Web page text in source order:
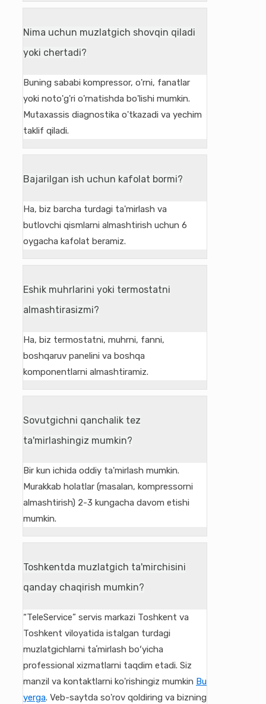
Nima uchun muzlatgich shovqin qiladi
yoki chertadi?
Buning sababi kompressor, o'rni, fanatlar
yoki noto'g'ri o'rnatishda bo'lishi mumkin.
Mutaxassis diagnostika o'tkazadi va yechim
taklif qiladi.
Bajarilgan ish uchun kafolat bormi?
Ha, biz barcha turdagi ta'mirlash va
butlovchi qismlarni almashtirish uchun 6
oygacha kafolat beramiz.
Eshik muhrlarini yoki termostatni
almashtirasizmi?
Ha, biz termostatni, muhrni, fanni,
boshqaruv panelini va boshqa
komponentlarni almashtiramiz.
Sovutgichni qanchalik tez
ta'mirlashingiz mumkin?
Bir kun ichida oddiy ta'mirlash mumkin.
Murakkab holatlar (masalan, kompressorni
almashtirish) 2-3 kungacha davom etishi
mumkin.
Toshkentda muzlatgich ta'mirchisini
qanday chaqirish mumkin?
“TeleService” servis markazi Toshkent va
Toshkent viloyatida istalgan turdagi
muzlatgichlarni taʼmirlash boʻyicha
professional xizmatlarni taqdim etadi. Siz
manzil va kontaktlarni ko'rishingiz mumkin Bu
yerga. Veb-saytda so'rov qoldiring va bizning